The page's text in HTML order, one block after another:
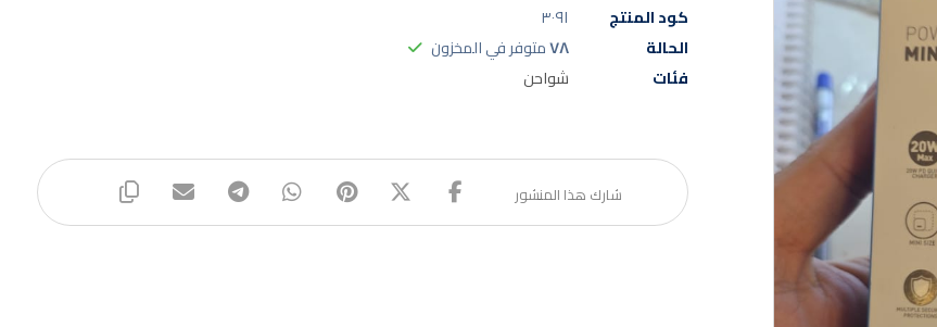
كود المنتج
٣٠٩١
الحالة
٧٨متوفر في المخزون
فئات
شواحن